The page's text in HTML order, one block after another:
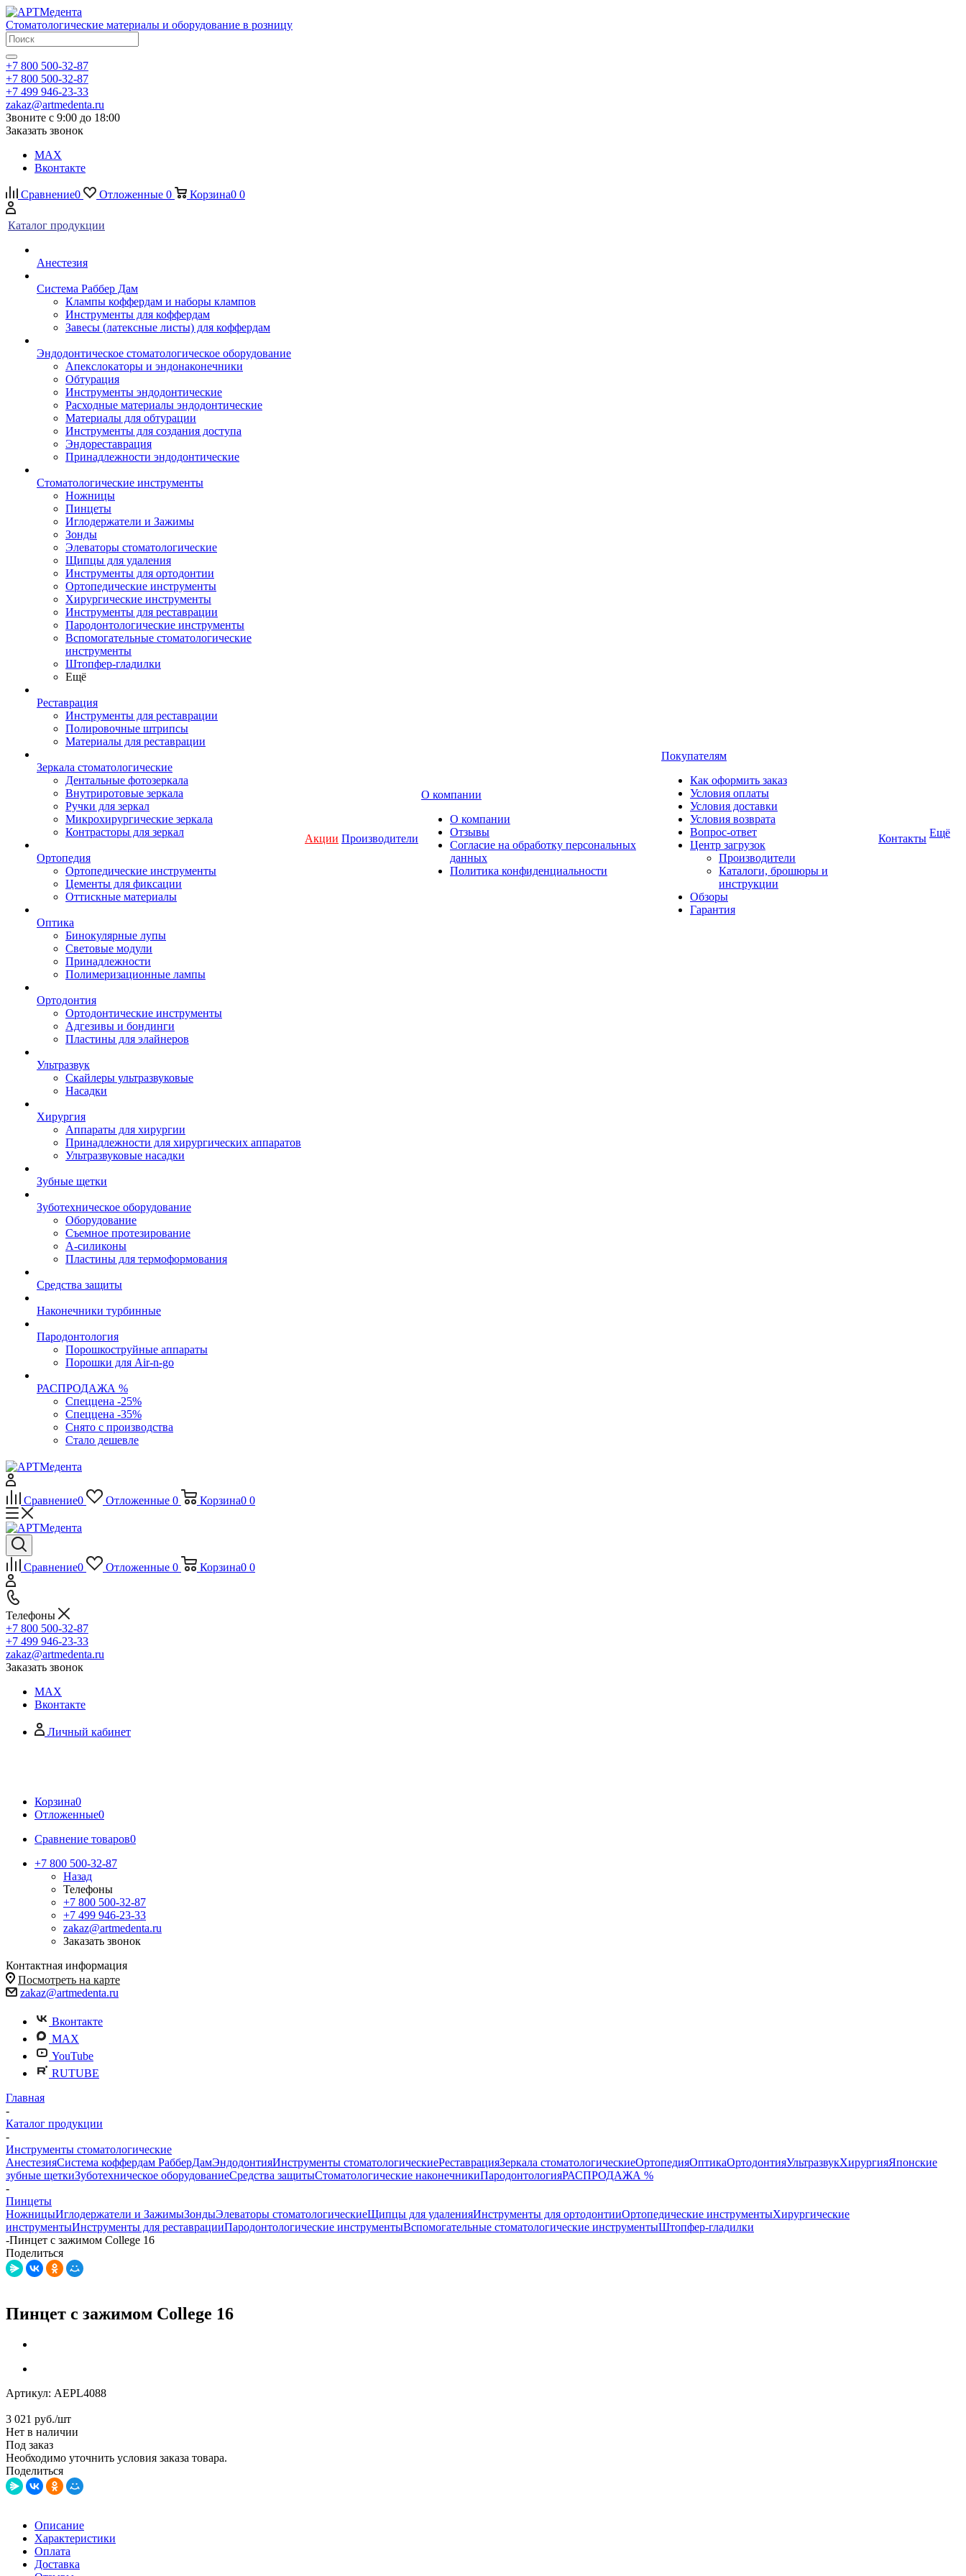
Стоматологические материалы и оборудование в розницу
+7 800 500-32-87
+7 800 500-32-87
+7 499 946-23-33
zakaz@artmedenta.ru
Звоните с 9:00 до 18:00
Заказать звонок
MAX
Вконтакте
Сравнение0 Отложенные 0 Корзина0 0
Каталог продукции
Анестезия
Система Раббер Дам
Клампы коффердам и наборы клампов
Инструменты для коффердам
Завесы (латексные листы) для коффердам
Эндодонтическое стоматологическое оборудование
Апекслокаторы и эндонаконечники
Обтурация
Инструменты эндодонтические
Расходные материалы эндодонтические
Материалы для обтурации
Инструменты для создания доступа
Эндореставрация
Принадлежности эндодонтические
Стоматологические инструменты
Ножницы
Пинцеты
Иглодержатели и Зажимы
Зонды
Элеваторы стоматологические
Щипцы для удаления
Инструменты для ортодонтии
Ортопедические инструменты
Хирургические инструменты
Инструменты для реставрации
Пародонтологические инструменты
Вспомогательные стоматологические
инструменты
Штопфер-гладилки
Ещё
Реставрация
Инструменты для реставрации
Полировочные штрипсы
Материалы для реставрации
Зеркала стоматологические
Дентальные фотозеркала
Внутриротовые зеркала
Ручки для зеркал
Микрохирургические зеркала
Контрасторы для зеркал
Ортопедия
Ортопедические инструменты
Цементы для фиксации
Оттискные материалы
Оптика
Бинокулярные лупы
Световые модули
Принадлежности
Полимеризационные лампы
Ортодонтия
Ортодонтические инструменты
Адгезивы и бондинги
Пластины для элайнеров
Ультразвук
Скайлеры ультразвуковые
Насадки
Хирургия
Аппараты для хирургии
Принадлежности для хирургических аппаратов
Ультразвуковые насадки
Зубные щетки
Зуботехническое оборудование
Оборудование
Съемное протезирование
А-силиконы
Пластины для термоформования
Средства защиты
Наконечники турбинные
Пародонтология
Порошкоструйные аппараты
Порошки для Air-n-go
РАСПРОДАЖА %
Спеццена -25%
Спеццена -35%
Снято с производства
Стало дешевле
Акции Производители
О компании
О компании
Отзывы
Согласие на обработку персональных
данных
Политика конфиденциальности
Покупателям
Как оформить заказ
Условия оплаты
Условия доставки
Условия возврата
Вопрос-ответ
Центр загрузок
Производители
Каталоги, брошюры и
инструкции
Обзоры
Гарантия
Контакты Ещё
Сравнение0 Отложенные 0 Корзина0 0
Сравнение0 Отложенные 0 Корзина0 0
Телефоны
+7 800 500-32-87
+7 499 946-23-33
zakaz@artmedenta.ru
Заказать звонок
MAX
Вконтакте
Личный кабинет
Корзина0
Отложенные0
Сравнение товаров0
+7 800 500-32-87
Назад
Телефоны
+7 800 500-32-87
+7 499 946-23-33
zakaz@artmedenta.ru
Заказать звонок
Контактная информация
Посмотреть на карте
zakaz@artmedenta.ru
Вконтакте
MAX
YouTube
RUTUBE
Главная
-
Каталог продукции
-
Инструменты стоматологические
АнестезияСистема коффердам РабберДамЭндодонтияИнструменты стоматологическиеРеставрацияЗеркала стоматологическиеОртопедияОптикаОртодонтияУльтразвукХирургияЯпонские
зубные щеткиЗуботехническое оборудованиеСредства защитыСтоматологические наконечникиПародонтологияРАСПРОДАЖА %
-
Пинцеты
НожницыИглодержатели и ЗажимыЗондыЭлеваторы стоматологическиеЩипцы для удаленияИнструменты для ортодонтииОртопедические инструментыХирургические
инструментыИнструменты для реставрацииПародонтологические инструментыВспомогательные стоматологические инструментыШтопфер-гладилки
-Пинцет с зажимом College 16
Поделиться
Пинцет с зажимом College 16
Артикул: AEPL4088
3 021 руб./шт
Нет в наличии
Под заказ
Необходимо уточнить условия заказа товара.
Поделиться
Описание
Характеристики
Оплата
Доставка